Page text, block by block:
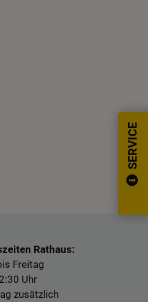
SERVICE
Rathaus:
Freitag
Uhr
zusätzlich